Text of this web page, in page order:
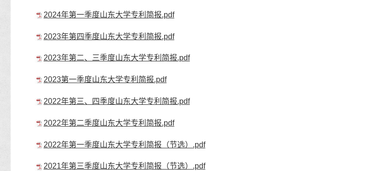
2024年第一季度山东大学专利简报.pdf
2023年第四季度山东大学专利简报.pdf
2023年第二、三季度山东大学专利简报.pdf
2023第一季度山东大学专利简报.pdf
2022年第三、四季度山东大学专利简报.pdf
2022年第二季度山东大学专利简报.pdf
2022年第一季度山东大学专利简报（节选）.pdf
2021年第三季度山东大学专利简报（节选）.pdf